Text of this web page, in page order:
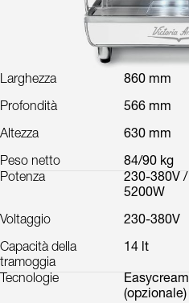
Larghezza 860 mm
Profondità 566 mm
Altezza 630 mm
Peso netto
84/90 kg
Potenza
230-380V /
5200W
Voltaggio 230-380V
Capacità della
tramoggia
14 lt
Tecnologie
Easycream
(opzionale)